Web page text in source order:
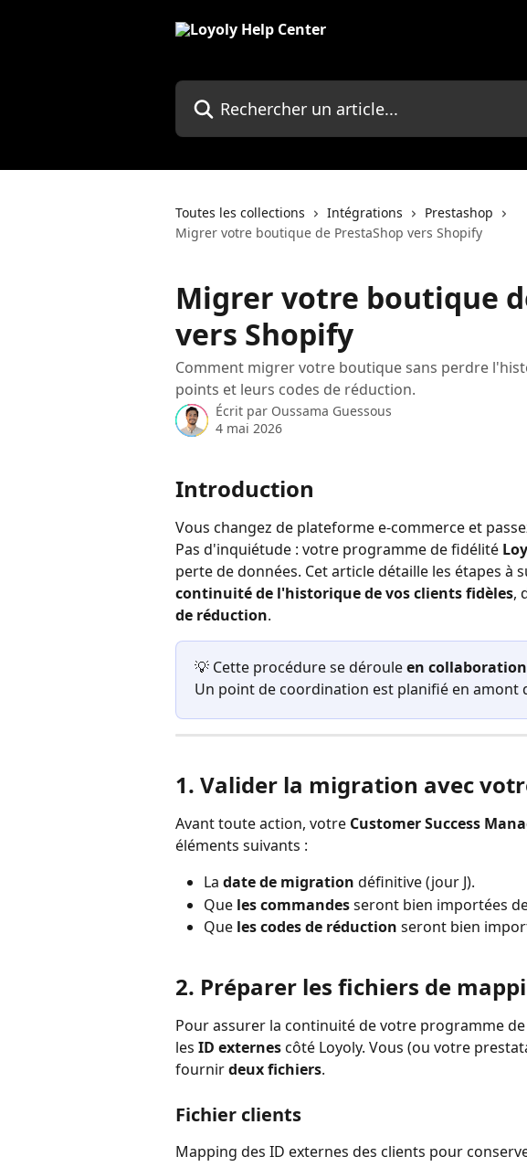
Rechercher un article...
Toutes les collections Intégrations
Prestashop
Migrer votre boutique de PrestaShop vers Shopify
Migrer votre boutique
vers Shopify
Comment migrer votre boutique sans perdre
points et leurs codes de réduction.
Écrit par Oussama Guessous
4 mai 2026
Introduction
Vous changez de plateforme e-commerce et
Pas d'inquiétude : votre programme de fidélité
perte de données. Cet article détaille les étapes à
continuité de l'historique de vos clients fidèles,
de réduction.
💡 Cette procédure se déroule en collaboration
Un point de coordination est planifié en amont
1. Valider la migration avec
Avant toute action, votre Customer Success
éléments suivants :
La date de migration définitive (jour J).
Que les commandes seront bien importées
Que les codes de réduction seront bien
2. Préparer les fichiers de
Pour assurer la continuité de votre programme
les ID externes côté Loyoly. Vous (ou votre
fournir deux fichiers.
Fichier clients
Mapping des ID externes des clients pour